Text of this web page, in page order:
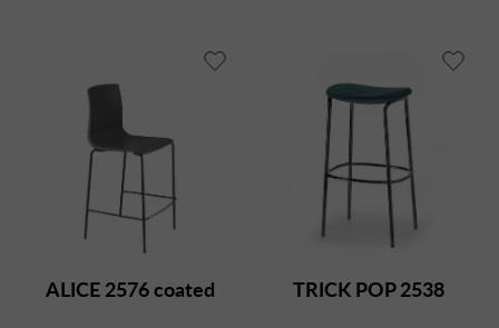
ALICE 2576 coated TRICK POP 2538